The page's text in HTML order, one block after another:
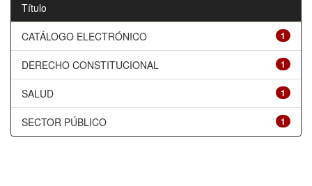
Título
1
CATÁLOGO ELECTRÓNICO
1
DERECHO CONSTITUCIONAL
1
SALUD
1
SECTOR PÚBLICO